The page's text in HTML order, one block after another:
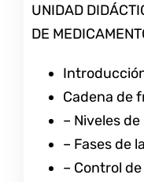
UNIDAD
DE
Cadena de
– Niveles
– Fases de
– Control